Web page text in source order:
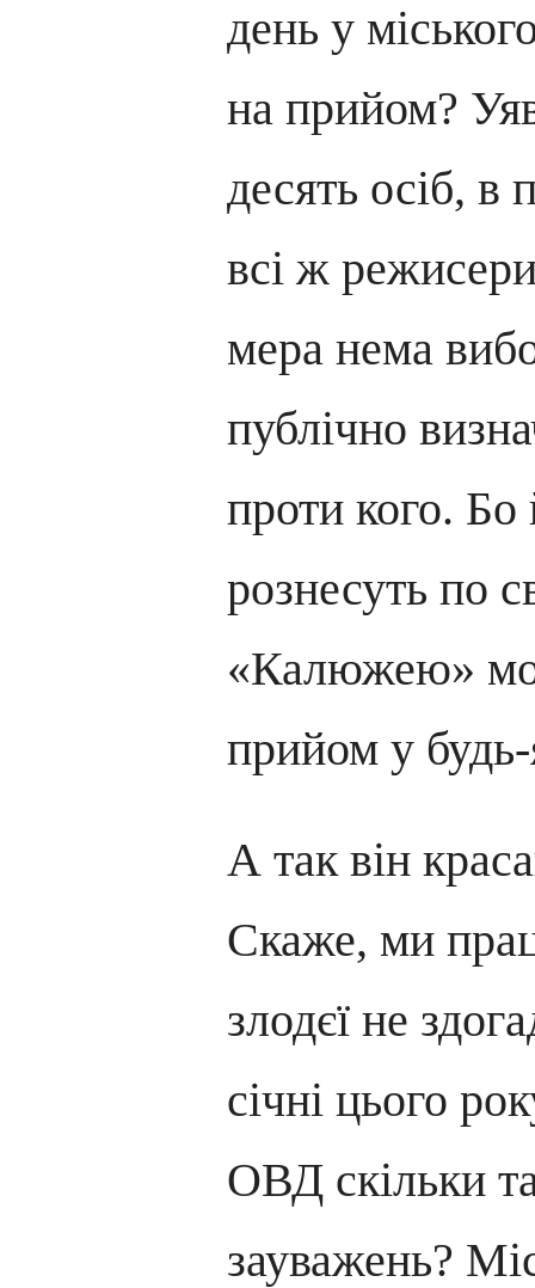
день у
на прийом?
десять осіб, в
всі ж
мера нема
публічно
проти кого. Бо
рознесуть по
«Калюжею»
прийом у
А так він
Скаже, ми
злодєї не
січні цього
ОВД скільки
зауважень?